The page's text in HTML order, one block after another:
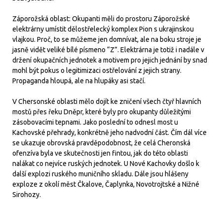
Záporožská oblast: Okupanti měli do prostoru Záporožské
elektrárny umístit dělostřelecký komplex Pion s ukrajinskou
vlajkou. Proč, to se můžeme jen domnívat, ale na boku stroje je
jasně vidět veliké bílé písmeno “Z”. Elektrárna je totiž i nadále v
držení okupačních jednotek a motivem pro jejich jednání by snad
mohl být pokus o legitimizaci ostřelování z jejich strany.
Propaganda hloupá, ale na hlupáky asi stačí.
V Chersonské oblasti mělo dojít ke zničení všech čtyř hlavních
mostů přes řeku Dněpr, které byly pro okupanty důležitými
zásobovacími tepnami. Jako poslední to odnesl most u
Kachovské přehrady, konkrétně jeho nadvodní část. Čím dál více
se ukazuje obrovská pravděpodobnost, že celá Cheronská
ofenzíva byla ve skutečnosti jen fintou, jak do této oblasti
nalákat co nejvíce ruských jednotek. U Nové Kachovky došlo k
další explozi ruského muničního skladu. Dále jsou hlášeny
exploze z okolí měst Čkalove, Čaplynka, Novotrojtské a Nižné
Sirohozy.